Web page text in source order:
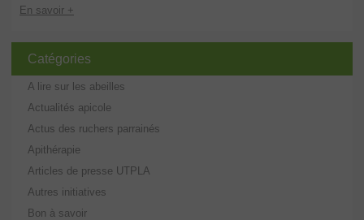
En savoir +
Catégories
A lire sur les abeilles
Actualités apicole
Actus des ruchers parrainés
Apithérapie
Articles de presse UTPLA
Autres initiatives
Bon à savoir